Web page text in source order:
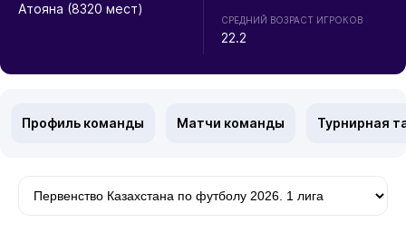
Атояна (8320 мест)
СРЕДНИЙ ВОЗРАСТ ИГРОКОВ
22.2
Профиль команды Матчи команды Турнирная